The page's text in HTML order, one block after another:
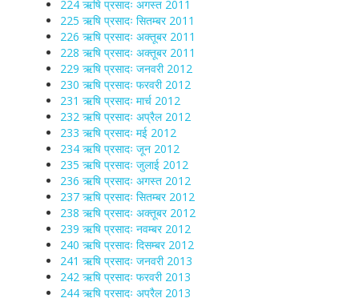
224 ऋषि प्रसादः अगस्त 2011
225 ऋषि प्रसादः सितम्बर 2011
226 ऋषि प्रसादः अक्तूबर 2011
228 ऋषि प्रसादः अक्तूबर 2011
229 ऋषि प्रसादः जनवरी 2012
230 ऋषि प्रसादः फरवरी 2012
231 ऋषि प्रसादः मार्च 2012
232 ऋषि प्रसादः अप्रैल 2012
233 ऋषि प्रसादः मई 2012
234 ऋषि प्रसादः जून 2012
235 ऋषि प्रसादः जुलाई 2012
236 ऋषि प्रसादः अगस्त 2012
237 ऋषि प्रसादः सितम्बर 2012
238 ऋषि प्रसादः अक्तूबर 2012
239 ऋषि प्रसादः नवम्बर 2012
240 ऋषि प्रसादः दिसम्बर 2012
241 ऋषि प्रसादः जनवरी 2013
242 ऋषि प्रसादः फरवरी 2013
244 ऋषि प्रसादः अप्रैल 2013